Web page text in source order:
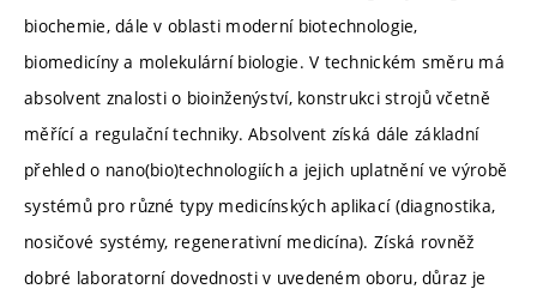
biochemie, dále v oblasti moderní biotechnologie,
biomedicíny a molekulární biologie. V technickém směru má
absolvent znalosti o bioinženýství, konstrukci strojů včetně
měřící a regulační techniky. Absolvent získá dále základní
přehled o nano(bio)technologiích a jejich uplatnění ve výrobě
systémů pro různé typy medicínských aplikací (diagnostika,
nosičové systémy, regenerativní medicína). Získá rovněž
dobré laboratorní dovednosti v uvedeném oboru, důraz je